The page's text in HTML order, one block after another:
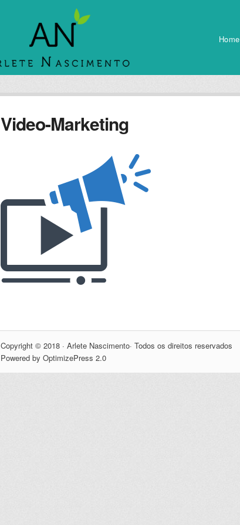
Home
Video-Marketing
Copyright © 2018 · Arlete Nascimento· Todos os direitos reservados
Powered by OptimizePress 2.0